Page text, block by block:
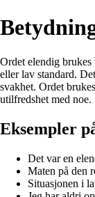
Ordet elendig
eller lav standard.
svakhet. Ordet
utilfredshet med noe.
Eksempler
Det var en
Maten på den
Situasjonen i